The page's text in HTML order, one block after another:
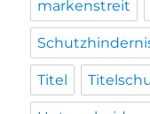
markenstreit
Titel